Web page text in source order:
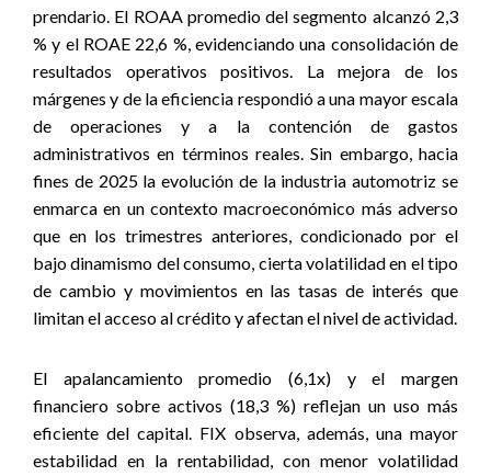
prendario. El ROAA promedio del segmento alcanzó 2,3
% y el ROAE 22,6 %, evidenciando una consolidación de
resultados operativos positivos. La mejora de los
márgenes y de la eficiencia respondió a una mayor escala
de operaciones y a la contención de gastos
administrativos en términos reales. Sin embargo, hacia
fines de 2025 la evolución de la industria automotriz se
enmarca en un contexto macroeconómico más adverso
que en los trimestres anteriores, condicionado por el
bajo dinamismo del consumo, cierta volatilidad en el tipo
de cambio y movimientos en las tasas de interés que
limitan el acceso al crédito y afectan el nivel de actividad.
El apalancamiento promedio (6,1x) y el margen
financiero sobre activos (18,3 %) reflejan un uso más
eficiente del capital. FIX observa, además, una mayor
estabilidad en la rentabilidad, con menor volatilidad